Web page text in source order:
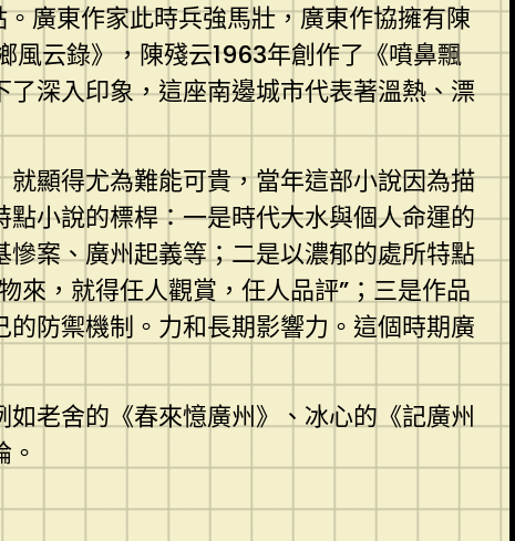
廣東作家此時兵強馬壯，廣東作協擁有陳
風云錄》，陳殘云1963年創作了《噴鼻飄
深入印象，這座南邊城市代表著溫熱、漂
顯得尤為難能可貴，當年這部小說因為描
小說的標桿：一是時代大水與個人命運的
案、廣州起義等；二是以濃郁的處所特點
來，就得任人觀賞，任人品評”；三是作品
防禦機制。力和長期影響力。這個時期廣
老舍的《春來憶廣州》、冰心的《記廣州